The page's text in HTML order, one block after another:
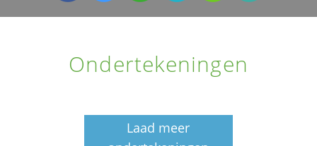
Ondertekeningen
Laad meer